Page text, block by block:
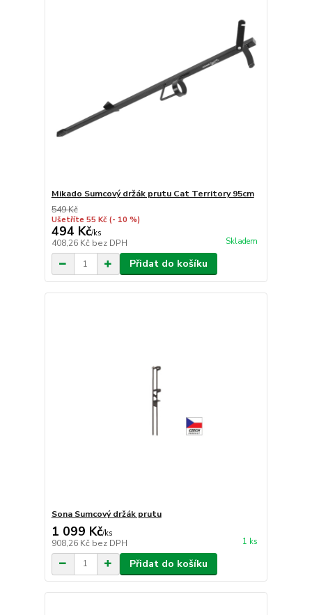
Mikado Sumcový držák prutu Cat Territory 95cm
549 Kč
Ušetříte 55 Kč (- 10 %)
494 Kč/ks
408,26 Kč bez DPH Skladem
Přidat do košíku
Sona Sumcový držák prutu
1 099 Kč/ks
908,26 Kč bez DPH 1 ks
Přidat do košíku